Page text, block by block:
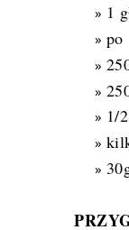
1
po
1/